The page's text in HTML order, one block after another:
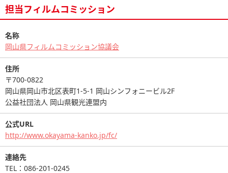
担当フィルムコミッション
名称
岡山県フィルムコミッション協議会
住所
〒700-0822
岡山県岡山市北区表町1-5-1 岡山シンフォニービル2F
公益社団法人 岡山県観光連盟内
公式URL
http://www.okayama-kanko.jp/fc/
連絡先
TEL：086-201-0245